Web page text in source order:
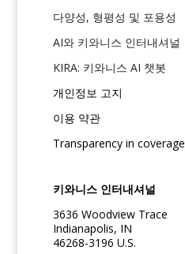
다양성, 형평성 및 포용성
AI와 키와니스 인터내셔널
KIRA: 키와니스 AI 챗봇
개인정보 고지
이용 약관
Transparency in coverage
키와니스 인터내셔널
3636 Woodview Trace
Indianapolis, IN
46268-3196 U.S.